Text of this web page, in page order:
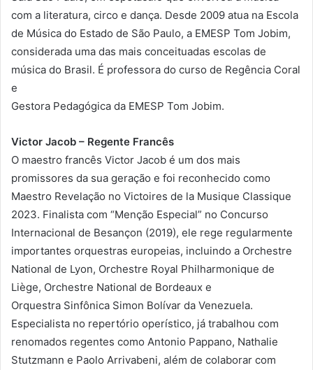
com a literatura, circo e dança. Desde 2009 atua na Escola
de Música do Estado de São Paulo, a EMESP Tom Jobim,
considerada uma das mais conceituadas escolas de
música do Brasil. É professora do curso de Regência Coral
e
Gestora Pedagógica da EMESP Tom Jobim.
Victor Jacob – Regente Francês
O maestro francês Victor Jacob é um dos mais
promissores da sua geração e foi reconhecido como
Maestro Revelação no Victoires de la Musique Classique
2023. Finalista com “Menção Especial” no Concurso
Internacional de Besançon (2019), ele rege regularmente
importantes orquestras europeias, incluindo a Orchestre
National de Lyon, Orchestre Royal Philharmonique de
Liège, Orchestre National de Bordeaux e
Orquestra Sinfônica Simon Bolívar da Venezuela.
Especialista no repertório operístico, já trabalhou com
renomados regentes como Antonio Pappano, Nathalie
Stutzmann e Paolo Arrivabeni, além de colaborar com